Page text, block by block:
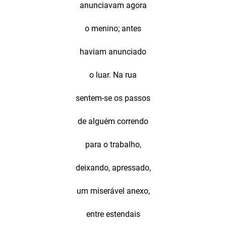
anunciavam agora
o menino; antes
haviam anunciado
o luar. Na rua
sentem-se os passos
de alguém correndo
para o trabalho,
deixando, apressado,
um miserável anexo,
entre estendais